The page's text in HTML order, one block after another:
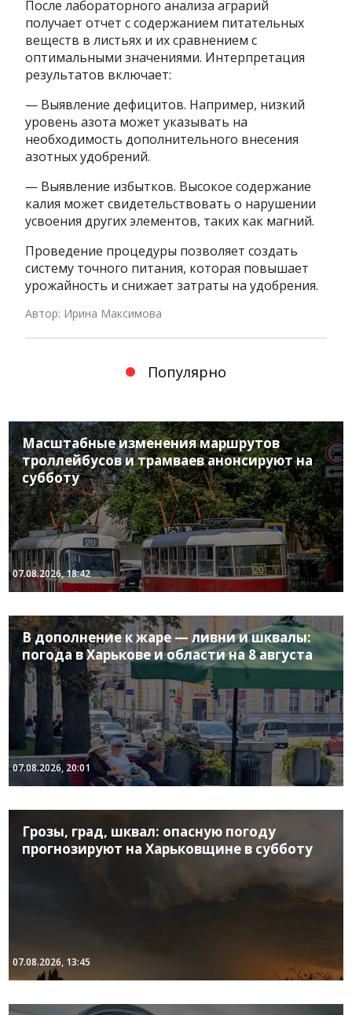
После лабораторного анализа аграрий
получает отчет с содержанием питательных
веществ в листьях и их сравнением с
оптимальными значениями. Интерпретация
результатов включает:
— Выявление дефицитов. Например, низкий
уровень азота может указывать на
необходимость дополнительного внесения
азотных удобрений.
— Выявление избытков. Высокое содержание
калия может свидетельствовать о нарушении
усвоения других элементов, таких как магний.
Проведение процедуры позволяет создать
систему точного питания, которая повышает
урожайность и снижает затраты на удобрения.
Автор: Ирина Максимова
Популярно
Масштабные изменения маршрутов
троллейбусов и трамваев анонсируют на
субботу
07.08.2026, 18:42
В дополнение к жаре — ливни и шквалы:
погода в Харькове и области на 8 августа
07.08.2026, 20:01
Грозы, град, шквал: опасную погоду
прогнозируют на Харьковщине в субботу
07.08.2026, 13:45